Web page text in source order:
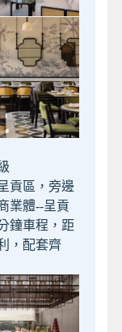
貢區，旁邊
業體--呈貢
鐘車程，距
，配套齊